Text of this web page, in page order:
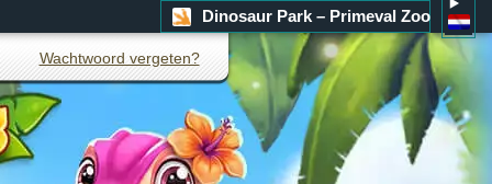
Dinosaur Park – Primeval Zoo
Wachtwoord vergeten?